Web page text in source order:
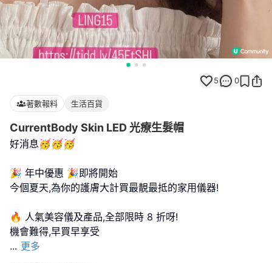
5 0
著數報料 生活百貨
CurrentBody Skin LED 光療生髮帽
好消息🥳🥳🥳
🎉 年中優惠 🎉即將開始
今個夏天,為你的護膚大計買最靚最抵的家用儀器!
🔥 人氣美容儀及產品,全部限時 8 折呀!
... 更多